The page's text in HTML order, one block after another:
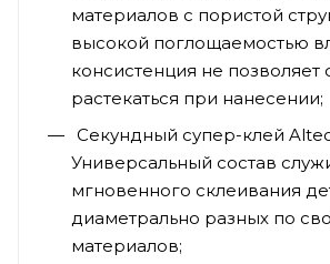
материалов с пористой
высокой поглощаемостью
консистенция не позволяет
растекаться при нанесении;
Секундный супер-клей
Универсальный состав
мгновенного склеивания
диаметрально разных по
материалов;